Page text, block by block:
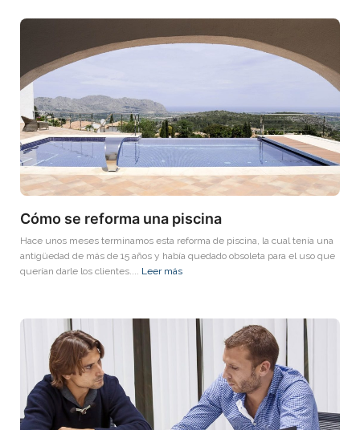
Cómo se reforma una piscina
Hace unos meses terminamos esta reforma de piscina, la cual tenía una
antigüedad de más de 15 años y había quedado obsoleta para el uso que
querían darle los clientes.... Leer más